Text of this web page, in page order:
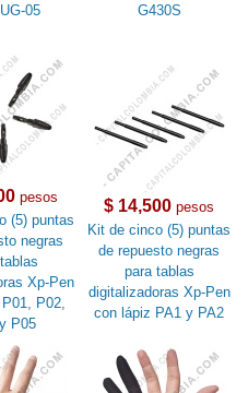
05
G430S
pesos
(5) puntas
negras
Xp-Pen
P02,
P05
$ 14,500 pesos
Kit de cinco (5) puntas
de repuesto negras
para tablas
digitalizadoras Xp-Pen
con lápiz PA1 y PA2